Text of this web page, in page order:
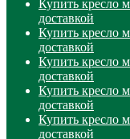
Купить кресло
доставкой
Купить кресло
доставкой
Купить кресло
доставкой
Купить кресло
доставкой
Купить кресло
доставкой